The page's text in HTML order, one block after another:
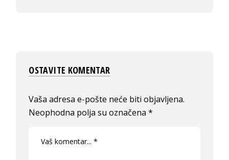
OSTAVITE KOMENTAR
Vaša adresa e-pošte neće biti objavljena.
Neophodna polja su označena*